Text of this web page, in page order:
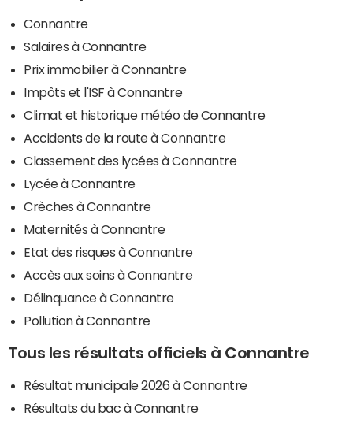
Connantre
Salaires à Connantre
Prix immobilier à Connantre
Impôts et l'ISF à Connantre
Climat et historique météo de Connantre
Accidents de la route à Connantre
Classement des lycées à Connantre
Lycée à Connantre
Crèches à Connantre
Maternités à Connantre
Etat des risques à Connantre
Accès aux soins à Connantre
Délinquance à Connantre
Pollution à Connantre
Tous les résultats officiels à Connantre
Résultat municipale 2026 à Connantre
Résultats du bac à Connantre